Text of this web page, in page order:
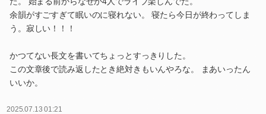
余韻がすごすぎて眠いのに寝れない。 寝たら今日が終わってしま
う。寂しい！！！
かつてない長文を書いてちょっとすっきりした。
この文章後で読み返したとき絶対きもいんやろな。 まあいったん
いいか。
2025.07.13 01:21